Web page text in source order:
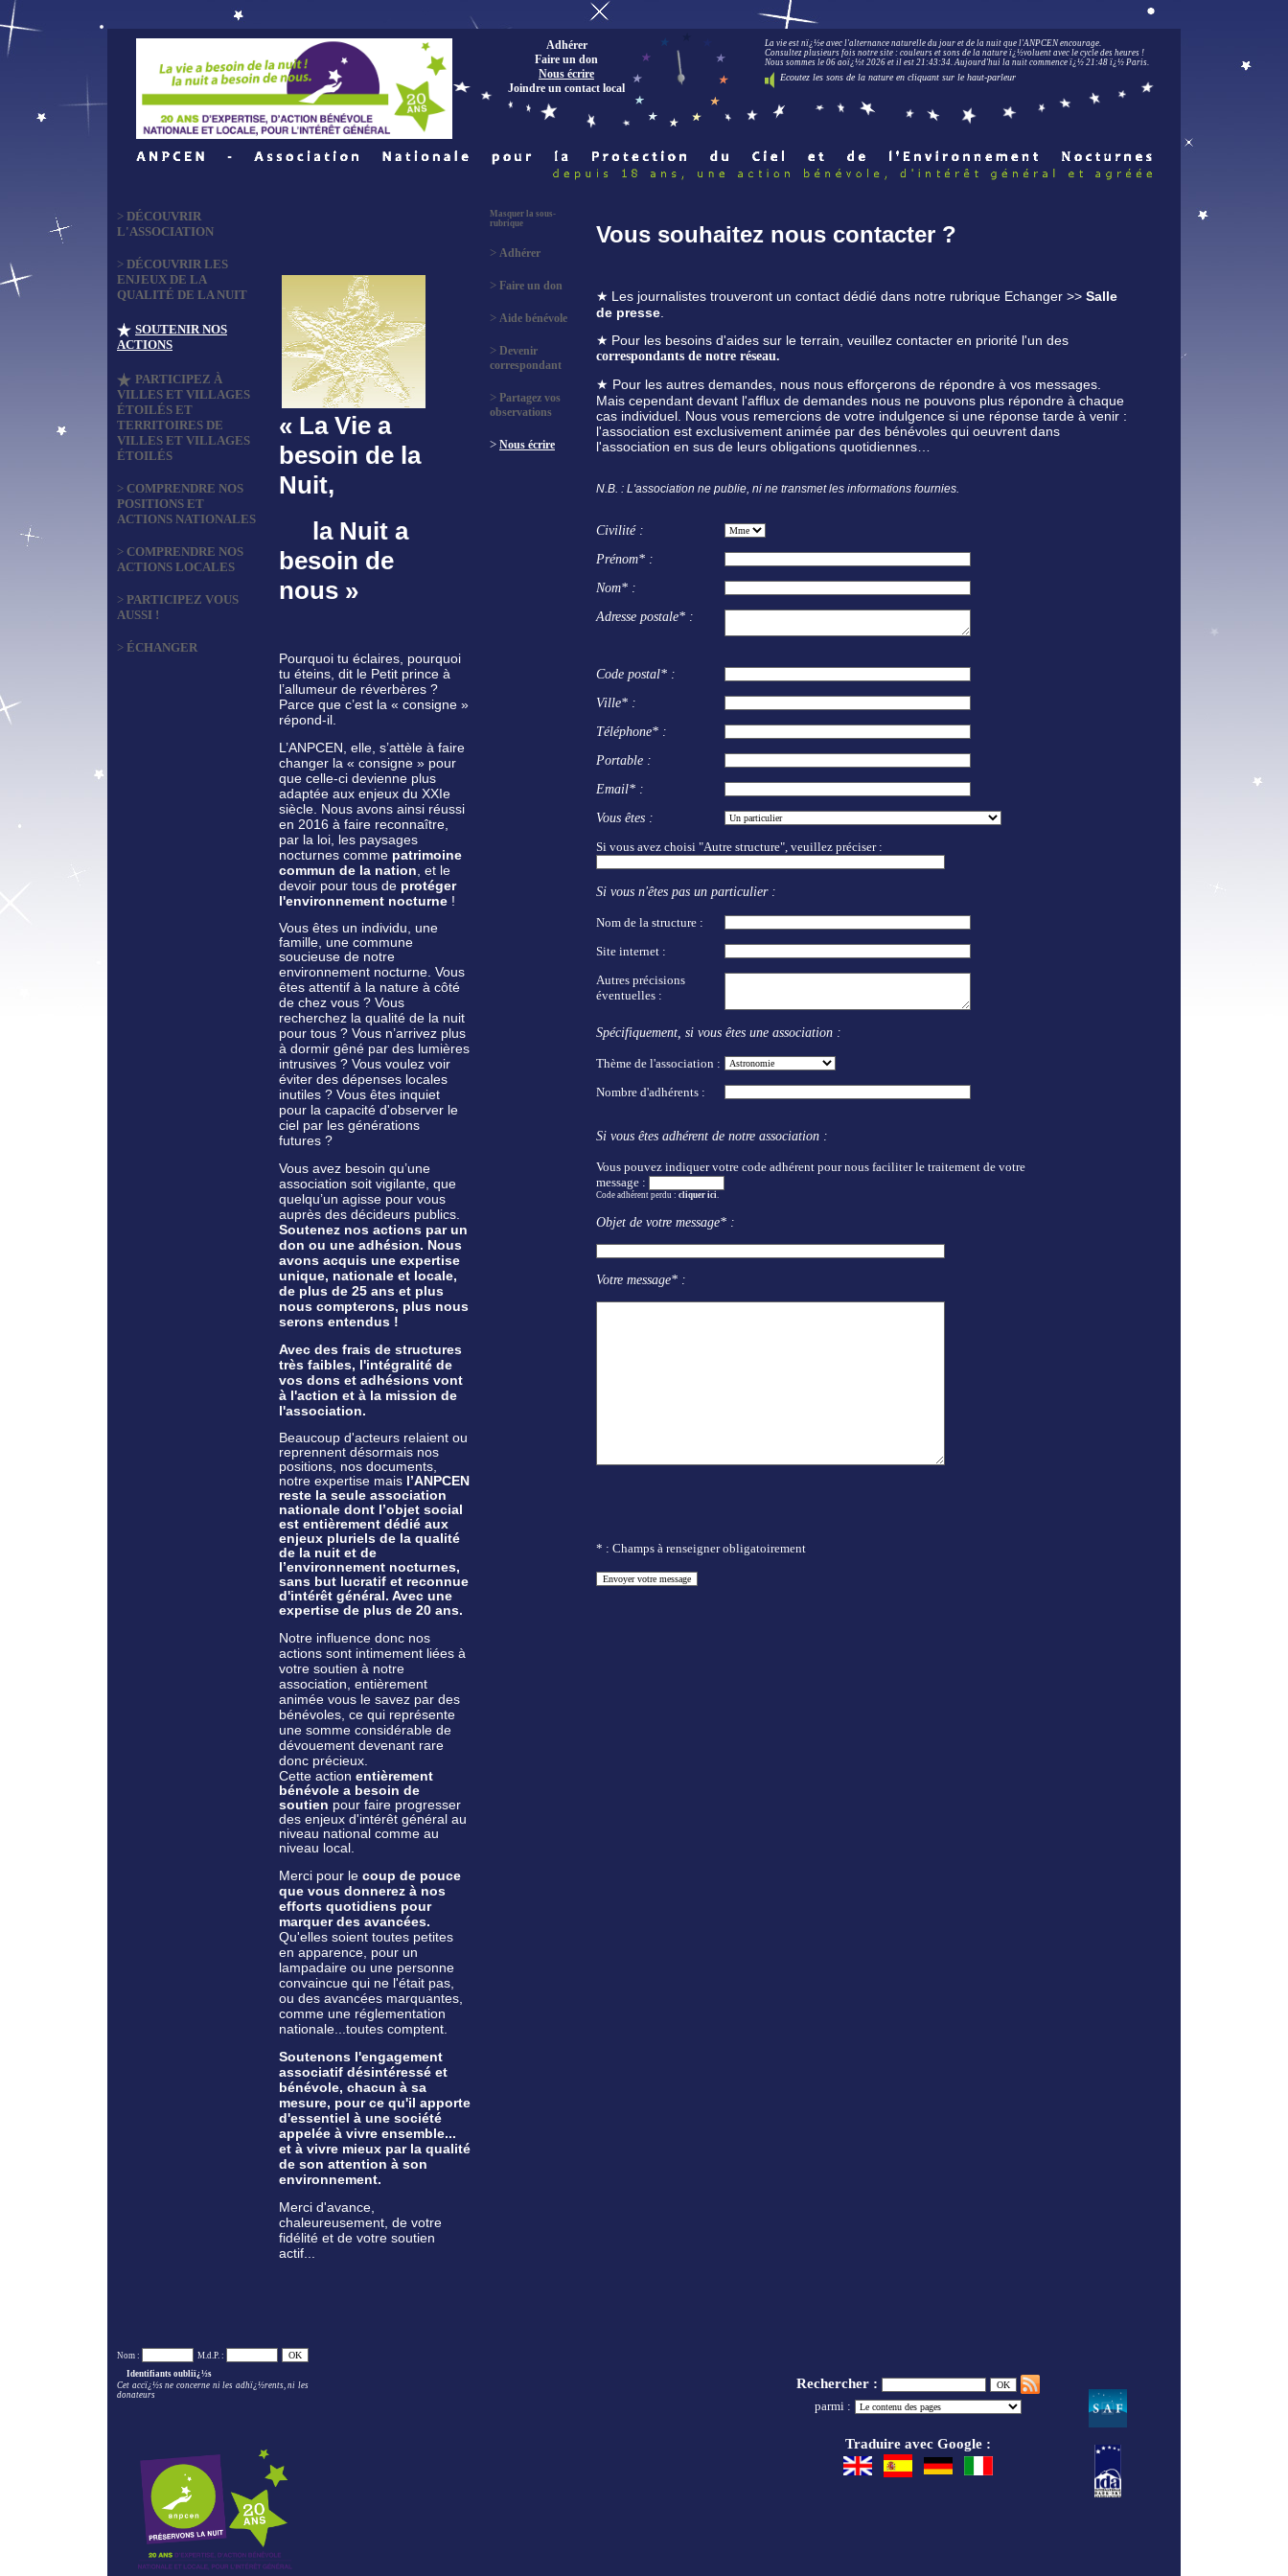
Adhérer
Faire un don
Nous écrire
Joindre un contact local
La vie est nï¿½e avec l'alternance naturelle du jour et de la nuit que l'ANPCEN encourage.
Consultez plusieurs fois notre site : couleurs et sons de la nature ï¿½voluent avec le cycle des heures !
Nous sommes le 06 aoï¿½t 2026 et il est 21:43:35.Aujourd'hui la nuit commence ï¿½ 21:48 ï¿½ Paris.
Ecoutez les sons de la nature en cliquant sur le haut-parleur
> DÉCOUVRIR
L'ASSOCIATION
> DÉCOUVRIR LES
ENJEUX DE LA
QUALITÉ DE LA NUIT
SOUTENIR NOS
ACTIONS
PARTICIPEZ À
VILLES ET VILLAGES
ÉTOILÉS ET
TERRITOIRES DE
VILLES ET VILLAGES
ÉTOILÉS
> COMPRENDRE NOS
POSITIONS ET
ACTIONS NATIONALES
> COMPRENDRE NOS
ACTIONS LOCALES
> PARTICIPEZ VOUS
AUSSI !
> ÉCHANGER
« La Vie a
besoin de la
Nuit,
la Nuit a
besoin de
nous »
Pourquoi tu éclaires, pourquoi
tu éteins, dit le Petit prince à
l’allumeur de réverbères ?
Parce que c’est la « consigne »
répond-il.
L’ANPCEN, elle, s’attèle à faire
changer la « consigne » pour
que celle-ci devienne plus
adaptée aux enjeux du XXIe
siècle. Nous avons ainsi réussi
en 2016 à faire reconnaître,
par la loi, les paysages
nocturnes comme patrimoine
commun de la nation , et le
devoir pour tous de protéger
l'environnement nocturne !
Vous êtes un individu, une
famille, une commune
soucieuse de notre
environnement nocturne. Vous
êtes attentif à la nature à côté
de chez vous ? Vous
recherchez la qualité de la nuit
pour tous ? Vous n’arrivez plus
à dormir gêné par des lumières
intrusives ? Vous voulez voir
éviter des dépenses locales
inutiles ? Vous êtes inquiet
pour la capacité d'observer le
ciel par les générations
futures ?
Vous avez besoin qu’une
association soit vigilante, que
quelqu’un agisse pour vous
auprès des décideurs publics.
Soutenez nos actions par un
don ou une adhésion. Nous
avons acquis une expertise
unique, nationale et locale,
de plus de 25 ans et plus
nous compterons, plus nous
serons entendus !
Avec des frais de structures
très faibles, l'intégralité de
vos dons et adhésions vont
à l'action et à la mission de
l'association.
Beaucoup d'acteurs relaient ou
reprennent désormais nos
positions, nos documents,
notre expertise mais l’ANPCEN
reste la seule association
nationale dont l’objet social
est entièrement dédié aux
enjeux pluriels de la qualité
de la nuit et de
l’environnement nocturnes,
sans but lucratif et reconnue
d'intérêt général. Avec une
expertise de plus de 20 ans.
Notre influence donc nos
actions sont intimement liées à
votre soutien à notre
association, entièrement
animée vous le savez par des
bénévoles, ce qui représente
une somme considérable de
dévouement devenant rare
donc précieux.
Cette action entièrement
bénévole a besoin de
soutien pour faire progresser
des enjeux d'intérêt général au
niveau national comme au
niveau local.
Merci pour le coup de pouce
que vous donnerez à nos
efforts quotidiens pour
marquer des avancées.
Qu'elles soient toutes petites
en apparence, pour un
lampadaire ou une personne
convaincue qui ne l'était pas,
ou des avancées marquantes,
comme une réglementation
nationale...toutes comptent.
Soutenons l'engagement
associatif désintéressé et
bénévole, chacun à sa
mesure, pour ce qu'il apporte
d'essentiel à une société
appelée à vivre ensemble...
et à vivre mieux par la qualité
de son attention à son
environnement.
Merci d'avance,
chaleureusement, de votre
fidélité et de votre soutien
actif...
Masquer la sous-
rubrique
> Adhérer
> Faire un don
> Aide bénévole
> Devenir
correspondant
> Partagez vos
observations
> Nous écrire
Vous souhaitez nous contacter ?
★ Les journalistes trouveront un contact dédié dans notre rubrique Echanger >> Salle
de presse
★ Pour les besoins d'aides sur le terrain, veuillez contacter en priorité l'un des
correspondants de notre réseau.
★ Pour les autres demandes, nous nous efforçerons de répondre à vos messages.
Mais cependant devant l'afflux de demandes nous ne pouvons plus répondre à chaque
cas individuel. Nous vous remercions de votre indulgence si une réponse tarde à venir :
l'association est exclusivement animée par des bénévoles qui oeuvrent dans
l'association en sus de leurs obligations quotidiennes…
N.B. : L'association ne publie, ni ne transmet les informations fournies.
Civilité :
Prénom* :
Nom* :
Adresse postale* :
Code postal* :
Ville* :
Téléphone* :
Portable :
Email* :
Vous êtes :
Si vous avez choisi "Autre structure", veuillez préciser :
Si vous n'êtes pas un particulier :
Nom de la structure :
Site internet :
Autres précisions
éventuelles :
Spécifiquement, si vous êtes une association :
Thème de l'association :
Nombre d'adhérents :
Si vous êtes adhérent de notre association :
Vous pouvez indiquer votre code adhérent pour nous faciliter le traitement de votre
message :
Code adhérent perdu : cliquer ici.
Objet de votre message* :
Votre message* :
* : Champs à renseigner obligatoirement
Nom :
M.d.P. :
Identifiants oubliï¿½s
Cet accï¿½s ne concerne ni les adhï¿½rents, ni les
donateurs
Rechercher :
parmi :
Traduire avec Google :